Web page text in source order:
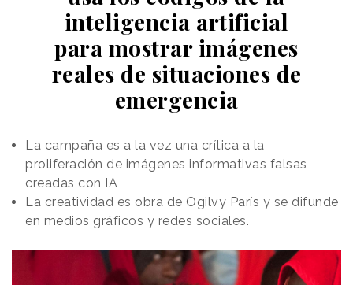
inteligencia artificial
para mostrar imágenes
reales de situaciones de
emergencia
La campaña es a la vez una crítica a la
proliferación de imágenes informativas falsas
creadas con IA
La creatividad es obra de Ogilvy París y se difunde
en medios gráficos y redes sociales.